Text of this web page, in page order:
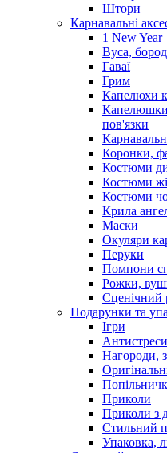
Штори
Карнавальні
1 New Year
Вуса,
Гаваї
Грим
Капелюхи
Капелюшки
пов'язки
Коронки,
Костюми
Костюми
Костюми
Крила
Маски
Окуляри
Перуки
Помпони
Рожки,
Сценічний
Подарунки та
Ігри
Нагороди,
Приколи
Приколи з
Стильний
Упаковка,